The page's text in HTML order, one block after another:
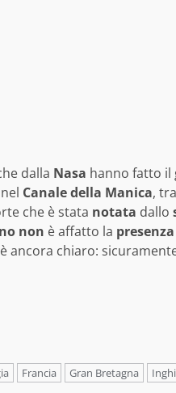
dalla Nasa hanno fatto il
Canale della Manica,
che è stata notata dallo
non è affatto la presenza
ancora chiaro:
Francia Gran Bretagna